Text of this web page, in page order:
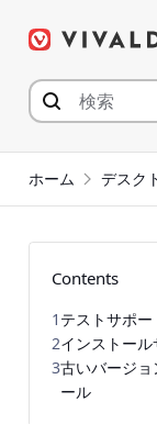
ホーム デスク
Contents
1 テストサポー
2インストール
3古いバージ
ール